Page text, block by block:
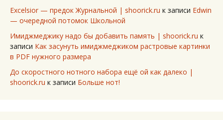
Excelsior — предок Журнальной | shoorick.ru к записи Edwin
— очередной потомок Школьной
Имиджмеджику надо бы добавить память | shoorick.ru к
записи Как засунуть имиджмеджиком растровые картинки
в PDF нужного размера
До скоростного нотного набора ещё ой как далеко |
shoorick.ru к записи Больше нот!